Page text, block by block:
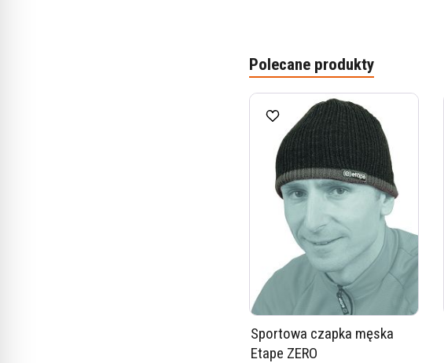
Polecane produkty
Sportowa czapka męska
Etape ZERO